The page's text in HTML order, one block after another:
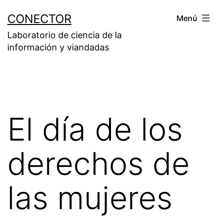
contenido
CONECTOR
Laboratorio de ciencia de la
información y viandadas
Menú
El día de los
derechos de
las mujeres